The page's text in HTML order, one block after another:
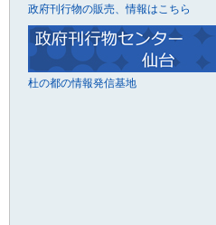
政府刊行物の販売、情報はこちら
杜の都の情報発信基地